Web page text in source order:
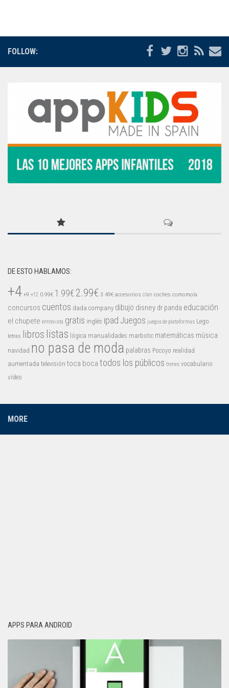
Comomola
Dada Company
Dr Panda
itBook
Kalimba
Mysticmono
Pocoyó
Toca Boca
FOLLOW:
DE ESTO HABLAMOS:
+4 +9 +12 0.99€ 1.99€ 2.99€ 3.49€ accesorios clan coches comomola
concursos cuentos dada company dibujo disney dr panda educación
el chupete entrevista gratis inglés ipad Juegos juegos de plataformas Lego
letras libros listas lógica manualidades marbotic matemáticas música
navidad no pasa de moda palabras Pocoyo realidad
aumentada televisión toca boca todos los públicos trenes vocabulario
vídeo
MORE
APPS PARA ANDROID